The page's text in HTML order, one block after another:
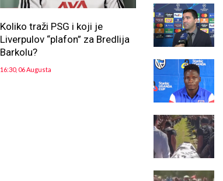
Koliko traži PSG i koji je
Liverpulov “plafon” za Bredlija
Barkolu?
16:30, 06 Augusta